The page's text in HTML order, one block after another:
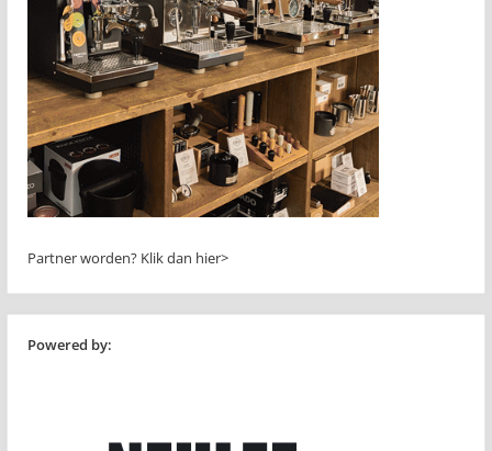
Partner worden? Klik dan hier>
Powered by: